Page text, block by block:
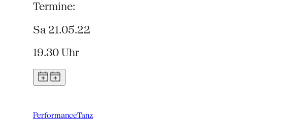
Termine:
Sa 21.05.22
19.30 Uhr
PerformanceTanz